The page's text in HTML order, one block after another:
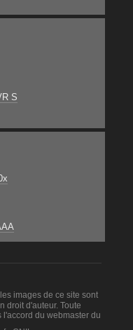
S
images de ce site sont
droit d'auteur. Toute
du webmaster du